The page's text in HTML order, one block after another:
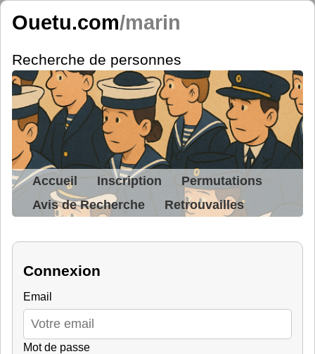
Ouetu.com/marin
Recherche de personnes
Accueil Inscription
Permutations
Avis de Recherche
Retrouvailles
Connexion
Email
Mot de passe